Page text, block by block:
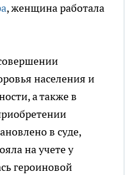
, женщина работала
населения и
а также в
в суде,
на учете у
героиновой